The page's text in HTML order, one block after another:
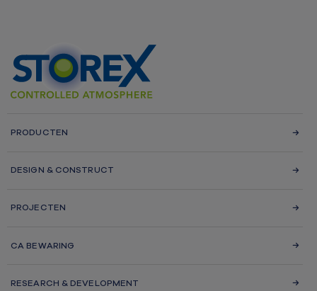
PRODUCTEN
DESIGN & CONSTRUCT
PROJECTEN
CA BEWARING
RESEARCH & DEVELOPMENT